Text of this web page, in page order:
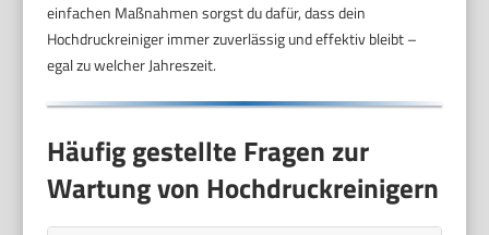
einfachen Maßnahmen sorgst du dafür, dass dein
Hochdruckreiniger immer zuverlässig und effektiv bleibt –
egal zu welcher Jahreszeit.
Häufig gestellte Fragen zur
Wartung von Hochdruckreinigern